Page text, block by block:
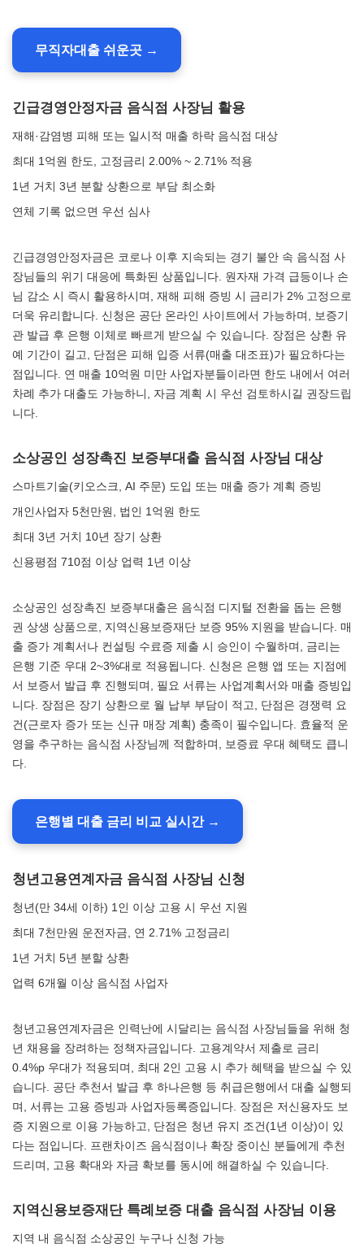
무직자대출 쉬운곳 →
긴급경영안정자금 음식점 사장님 활용
재해·감염병 피해 또는 일시적 매출 하락 음식점 대상
최대 1억원 한도, 고정금리 2.00% ~ 2.71% 적용
1년 거치 3년 분할 상환으로 부담 최소화
연체 기록 없으면 우선 심사
긴급경영안정자금은 코로나 이후 지속되는 경기 불안 속 음식점 사
장님들의 위기 대응에 특화된 상품입니다. 원자재 가격 급등이나 손
님 감소 시 즉시 활용하시며, 재해 피해 증빙 시 금리가 2% 고정으로
더욱 유리합니다. 신청은 공단 온라인 사이트에서 가능하며, 보증기
관 발급 후 은행 이체로 빠르게 받으실 수 있습니다. 장점은 상환 유
예 기간이 길고, 단점은 피해 입증 서류(매출 대조표)가 필요하다는
점입니다. 연 매출 10억원 미만 사업자분들이라면 한도 내에서 여러
차례 추가 대출도 가능하니, 자금 계획 시 우선 검토하시길 권장드립
니다.
소상공인 성장촉진 보증부대출 음식점 사장님 대상
스마트기술(키오스크, AI 주문) 도입 또는 매출 증가 계획 증빙
개인사업자 5천만원, 법인 1억원 한도
최대 3년 거치 10년 장기 상환
신용평점 710점 이상 업력 1년 이상
소상공인 성장촉진 보증부대출은 음식점 디지털 전환을 돕는 은행
권 상생 상품으로, 지역신용보증재단 보증 95% 지원을 받습니다. 매
출 증가 계획서나 컨설팅 수료증 제출 시 승인이 수월하며, 금리는
은행 기준 우대 2~3%대로 적용됩니다. 신청은 은행 앱 또는 지점에
서 보증서 발급 후 진행되며, 필요 서류는 사업계획서와 매출 증빙입
니다. 장점은 장기 상환으로 월 납부 부담이 적고, 단점은 경쟁력 요
건(근로자 증가 또는 신규 매장 계획) 충족이 필수입니다. 효율적 운
영을 추구하는 음식점 사장님께 적합하며, 보증료 우대 혜택도 큽니
다.
은행별 대출 금리 비교 실시간 →
청년고용연계자금 음식점 사장님 신청
청년(만 34세 이하) 1인 이상 고용 시 우선 지원
최대 7천만원 운전자금, 연 2.71% 고정금리
1년 거치 5년 분할 상환
업력 6개월 이상 음식점 사업자
청년고용연계자금은 인력난에 시달리는 음식점 사장님들을 위해 청
년 채용을 장려하는 정책자금입니다. 고용계약서 제출로 금리
0.4%p 우대가 적용되며, 최대 2인 고용 시 추가 혜택을 받으실 수 있
습니다. 공단 추천서 발급 후 하나은행 등 취급은행에서 대출 실행되
며, 서류는 고용 증빙과 사업자등록증입니다. 장점은 저신용자도 보
증 지원으로 이용 가능하고, 단점은 청년 유지 조건(1년 이상)이 있
다는 점입니다. 프랜차이즈 음식점이나 확장 중이신 분들에게 추천
드리며, 고용 확대와 자금 확보를 동시에 해결하실 수 있습니다.
지역신용보증재단 특례보증 대출 음식점 사장님 이용
지역 내 음식점 소상공인 누구나 신청 가능